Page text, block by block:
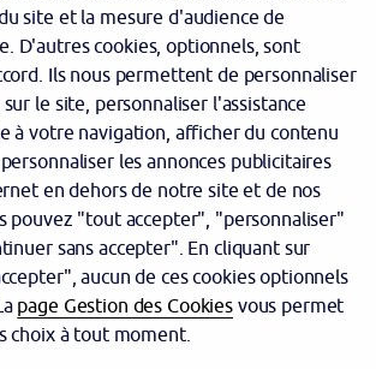
personnelles
site et la mesure d'audience de
D'autres cookies, optionnels, sont
Ils nous permettent de personnaliser
le site, personnaliser l'assistance
à votre navigation, afficher du contenu
les annonces publicitaires
en dehors de notre site et de nos
pouvez "tout accepter", "personnaliser"
sans accepter". En cliquant sur
aucun de ces cookies optionnels
page Gestion des Cookiesvous permet
choix à tout moment.